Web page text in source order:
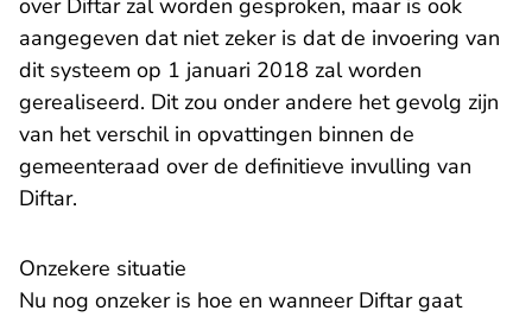
over Diftar zal worden gesproken, maar is ook
aangegeven dat niet zeker is dat de invoering van
dit systeem op 1 januari 2018 zal worden
gerealiseerd. Dit zou onder andere het gevolg zijn
van het verschil in opvattingen binnen de
gemeenteraad over de definitieve invulling van
Diftar.
Onzekere situatie
Nu nog onzeker is hoe en wanneer Diftar gaat